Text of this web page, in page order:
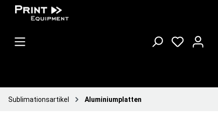
Sublimationsartikel Aluminiumplatten